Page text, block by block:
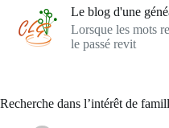
contenu
Le blog d'une
Lorsque les mots
le passé revit
Recherche dans l’intérêt de